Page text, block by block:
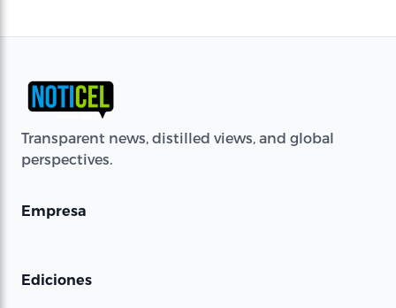
Transparent news, distilled views, and global
perspectives.
Empresa
Ediciones